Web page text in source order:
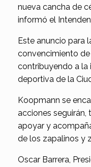
nueva cancha de
informó el
Este anuncio para
convencimiento
contribuyendo a la
deportiva de la
Koopmann se
acciones
apoyar y
de los zapalinos y
Oscar Barrera,